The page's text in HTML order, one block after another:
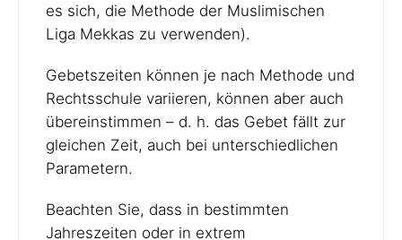
es sich, die Methode der Muslimischen
Liga Mekkas zu verwenden).
Gebetszeiten können je nach Methode und
Rechtsschule variieren, können aber auch
übereinstimmen – d. h. das Gebet fällt zur
gleichen Zeit, auch bei unterschiedlichen
Parametern.
Beachten Sie, dass in bestimmten
Jahreszeiten oder in extrem